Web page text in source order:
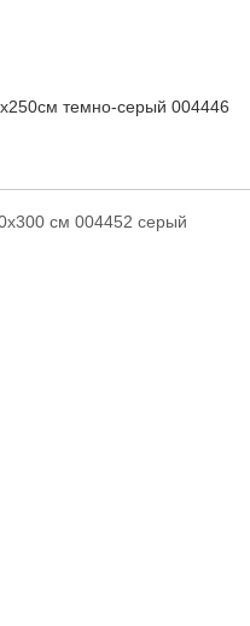
темно-серый 004446